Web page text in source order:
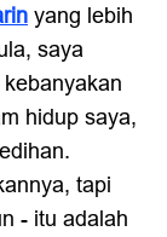
yang lebih
saya
hidup saya,
tapi
- itu adalah